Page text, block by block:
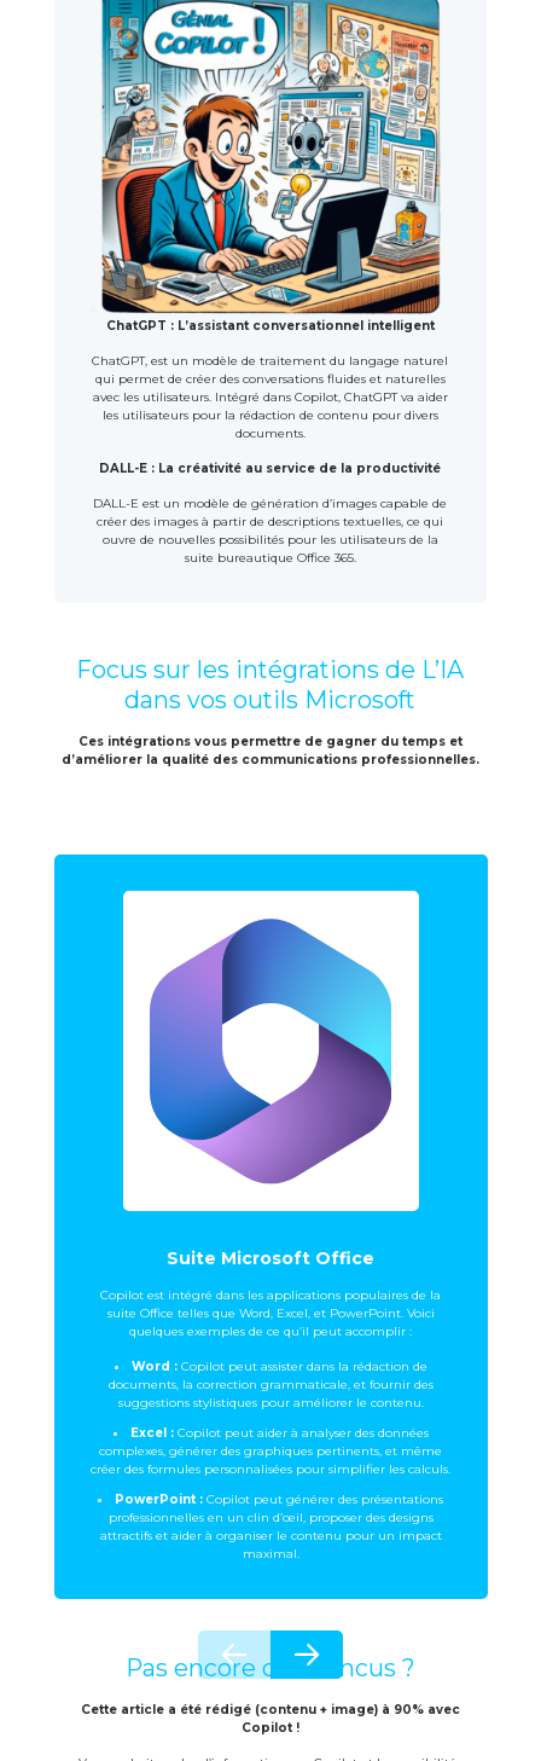
ChatGPT : L’assistant conversationnel intelligent
ChatGPT, est un modèle de traitement du langage naturel
qui permet de créer des conversations fluides et naturelles
avec les utilisateurs. Intégré dans Copilot, ChatGPT va aider
les utilisateurs pour la rédaction de contenu pour divers
documents.
DALL-E : La créativité au service de la productivité
DALL-E est un modèle de génération d’images capable de
créer des images à partir de descriptions textuelles, ce qui
ouvre de nouvelles possibilités pour les utilisateurs de la
suite bureautique Office 365.
Focus sur les intégrations de L’IA
dans vos outils Microsoft
Ces intégrations vous permettre de gagner du temps et
d’améliorer la qualité des communications professionnelles.
Suite Microsoft Office
Copilot est intégré dans les applications populaires de la
suite Office telles que Word, Excel, et PowerPoint. Voici
quelques exemples de ce qu’il peut accomplir :
Word :Copilot peut assister dans la rédaction de
documents, la correction grammaticale, et fournir des
suggestions stylistiques pour améliorer le contenu.
Excel :Copilot peut aider à analyser des données
complexes, générer des graphiques pertinents, et même
créer des formules personnalisées pour simplifier les calculs.
PowerPoint : Copilot peut générer des présentations
professionnelles en un clin d’œil, proposer des designs
attractifs et aider à organiser le contenu pour un impact
maximal.
Pas encore convaincus ?
Cette article a été rédigé (contenu + image) à 90% avec
Copilot !